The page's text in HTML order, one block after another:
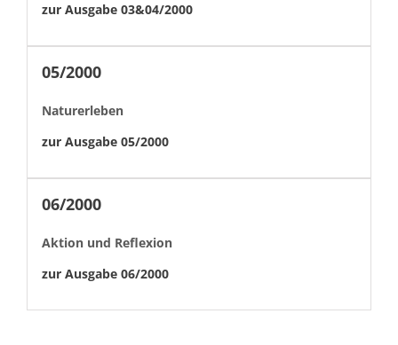
zur Aus­gabe 03&04/2000
05/2000
Natur­erleben
zur Aus­gabe 05/2000
06/2000
Aktion und Reflexion
zur Aus­gabe 06/2000